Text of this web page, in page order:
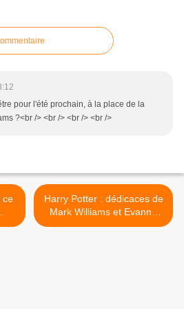
pour l'été prochain, à la place de la
?<br /> <br /> <br /> <br />
Harry Potter : dédicaces de
Mark Williams et Evanna
Lynch ce mardi. >